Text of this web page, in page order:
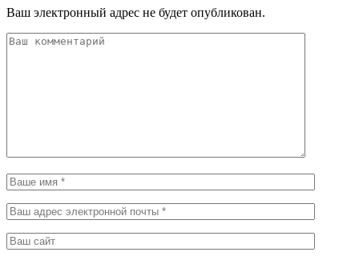
Ваш электронный адрес не будет опубликован.